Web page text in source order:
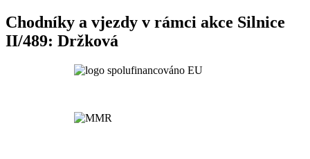
Chodníky a vjezdy v rámci akce Silnice
II/489: Držková